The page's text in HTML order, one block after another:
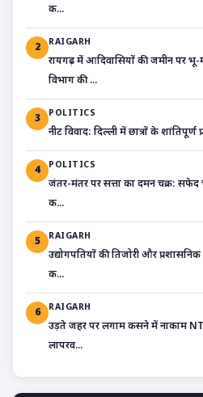
क...
2 RAIGARH
रायगढ़ में आदिवासियों की जमीन पर
विभाग की ...
3 POLITICS
​नीट विवाद: दिल्ली में छात्रों के
4 POLITICS
जंतर-मंतर पर सत्ता का दमन चक्र: सफेद
क...
5 RAIGARH
उद्योगपतियों की तिजोरी और
क...
6 RAIGARH
उड़ते जहर पर लगाम कसने में नाकाम
लापरव...